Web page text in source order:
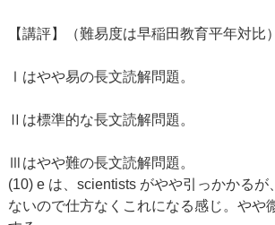
【講評】（難易度は早稲田教育平年対比）
Ⅰはやや易の長文読解問題。
Ⅱは標準的な長文読解問題。
Ⅲはやや難の長文読解問題。
(10) e は、scientists がやや引っかかるが
ないので仕方なくこれになる感じ。やや